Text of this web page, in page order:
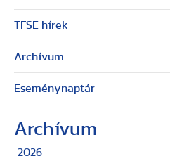
TFSE hírek
Archívum
Eseménynaptár
Archívum
2026